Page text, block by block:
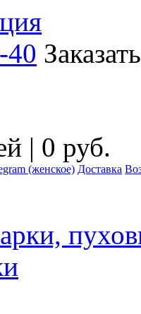
40
| 0 руб.
(женское) Доставка